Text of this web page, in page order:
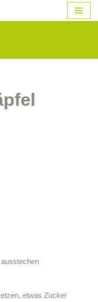
etwas Zucker